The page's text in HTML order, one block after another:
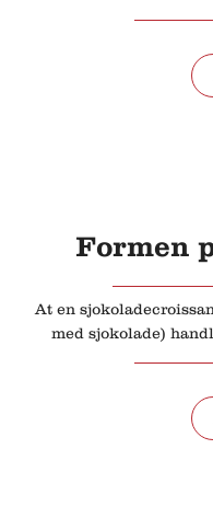
Formen
At en
med sjokolade)